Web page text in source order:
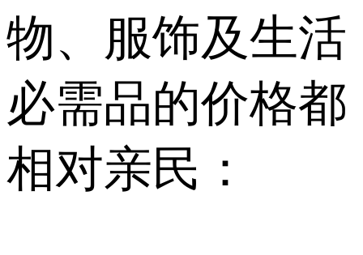
物、服饰及生活
必需品的价格都
相对亲民：